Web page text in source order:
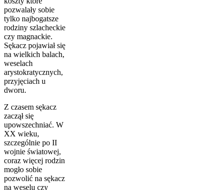
pozwalały sobie
tylko najbogatsze
rodziny szlacheckie
czy magnackie.
Sękacz pojawiał się
na wielkich balach,
weselach
arystokratycznych,
przyjęciach u
dworu.
Z czasem sękacz
zaczął się
upowszechniać. W
XX wieku,
szczególnie po II
wojnie światowej,
coraz więcej rodzin
mogło sobie
pozwolić na sękacz
na weselu czy